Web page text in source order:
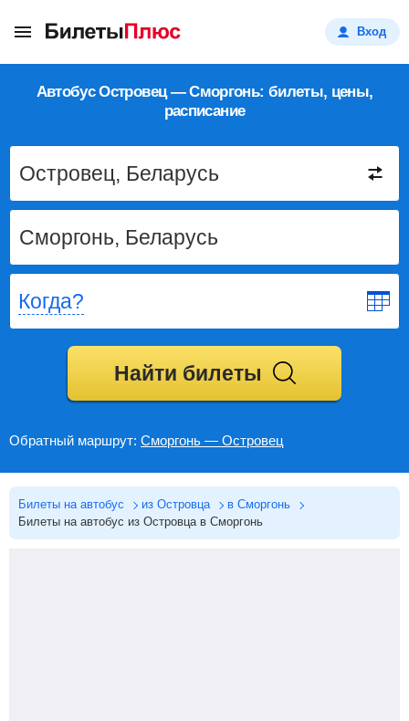
Вход
Автобус Островец — Сморгонь: билеты, цены,
расписание
Когда?
Найти билеты
Обратный маршрут: Сморгонь — Островец
Билеты на автобус из Островца
в Сморгонь
Билеты на автобус из Островца в Сморгонь